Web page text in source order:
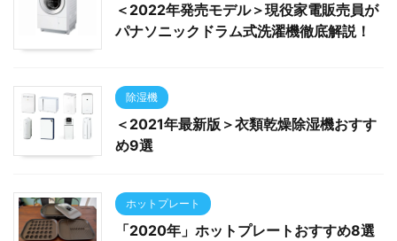
＜2022年発売モデル＞現役家電販売員が
パナソニックドラム式洗濯機徹底解説！
除湿機
＜2021年最新版＞衣類乾燥除湿機おすす
め9選
ホットプレート
「2020年」ホットプレートおすすめ8選